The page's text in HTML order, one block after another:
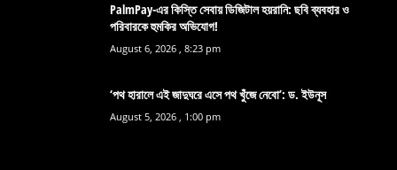
PalmPay-এর কিস্তি সেবায় ডিজিটাল হয়রানি: ছবি ব্যবহার ও
পরিবারকে হুমকির অভিযোগ!
August 6, 2026 , 8:23 pm
‘পথ হারালে এই জাদুঘরে এসে পথ খুঁজে নেবো’: ড. ইউনূস
August 5, 2026 , 1:00 pm